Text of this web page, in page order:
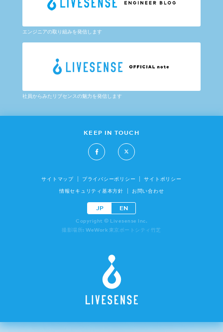
エンジニアの取り組みを発信します
社員からみたリブセンスの魅力を発信します
KEEP IN TOUCH
サイトマップ プライバシーポリシー サイトポリシー
情報セキュリティ基本方針 お問い合わせ
JP EN
Copyright © Livesense Inc.
撮影場所: WeWork 東京ポートシティ竹芝